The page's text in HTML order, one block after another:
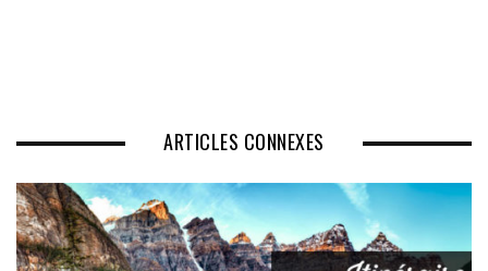
ARTICLES CONNEXES